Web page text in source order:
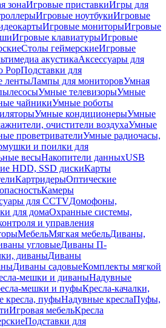
зонаИгровые приставкиИгры для
Игровые ноутбукиИгровые
Игровые мониторыИгровые
Игровые клавиатурыИгровые
Столы геймерскиеИгровые
акустикаАксессуары для
PopПодставки для
лентыЛампы для мониторовУмная
Умные телевизорыУмные
чайникиУмные роботы
Умные кондиционерыУмные
очистители воздухаУмные
проветривателиУмные радиочасы,
и поилки для
весыНакопители данныхUSB
HDD, SSD дискиКарты
КартридерыОптические
Камеры
для CCTVДомофоны,
для домаОхранные системы,
и управления
МебельМягкая мебельДиваны,
угловыеДиваны П-
диваныДиваны
Диваны садовыеКомплекты мягкой
мешки и диваныНадувные
мешки и пуфыКресла-качалки,
кресла, пуфыНадувные креслаПуфы,
Игровая мебельКресла
Подставки для